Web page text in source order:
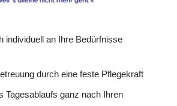
individuell an Ihre Bedürfnisse
durch eine feste Pflegekraft
Tagesablaufs ganz nach Ihren